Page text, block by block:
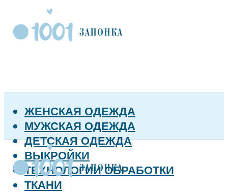
ЖЕНСКАЯ ОДЕЖДА
МУЖСКАЯ ОДЕЖДА
ДЕТСКАЯ ОДЕЖДА
ВЫКРОЙКИ
ТЕХНОЛОГИИ ОБРАБОТКИ
ТКАНИ